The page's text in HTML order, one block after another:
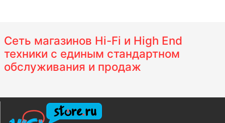
Сеть магазинов Hi-Fi и High End
техники с единым стандартном
обслуживания и продаж